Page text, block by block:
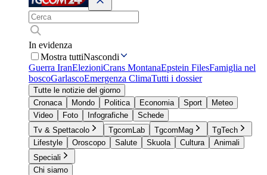
In evidenza
Mostra tuttiNascondi
Guerra IranElezioniCrans MontanaEpstein FilesFamiglia nel
boscoGarlascoEmergenza ClimaTutti i dossier
Tutte le notizie del giorno
Cronaca
Mondo Politica Economia Sport
Meteo
Video
Foto Infografiche
Schede
Tv & Spettacolo
TgcomLab TgcomMag
TgTech
Lifestyle
Oroscopo Salute Skuola Cultura
Animali
Speciali
Chi siamo